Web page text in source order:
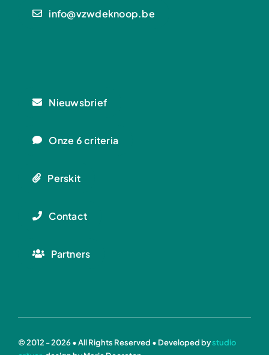
info@vzwdeknoop.be
Nieuwsbrief
Onze 6 criteria
Perskit
Contact
Partners
© 2012 - 2026 • All Rights Reserved • Developed bystudio